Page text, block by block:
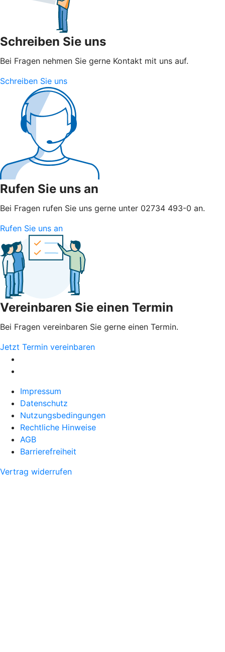
Schreiben Sie uns
Bei Fragen nehmen Sie gerne Kontakt mit uns auf.
Schreiben Sie uns
Rufen Sie uns an
Bei Fragen rufen Sie uns gerne unter 02734 493-0 an.
Rufen Sie uns an
Vereinbaren Sie einen Termin
Bei Fragen vereinbaren Sie gerne einen Termin.
Jetzt Termin vereinbaren
Impressum
Datenschutz
Nutzungsbedingungen
Rechtliche Hinweise
AGB
Barrierefreiheit
Vertrag widerrufen